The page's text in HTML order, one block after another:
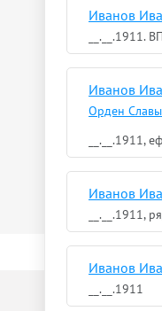
Иванов
__.__.1911.
Иванов
Орден Славы
__.__.1911,
Иванов
__.__.1911,
Иванов
__.__.1911